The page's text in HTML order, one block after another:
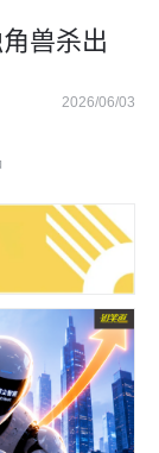
兽杀出
2026/06/03